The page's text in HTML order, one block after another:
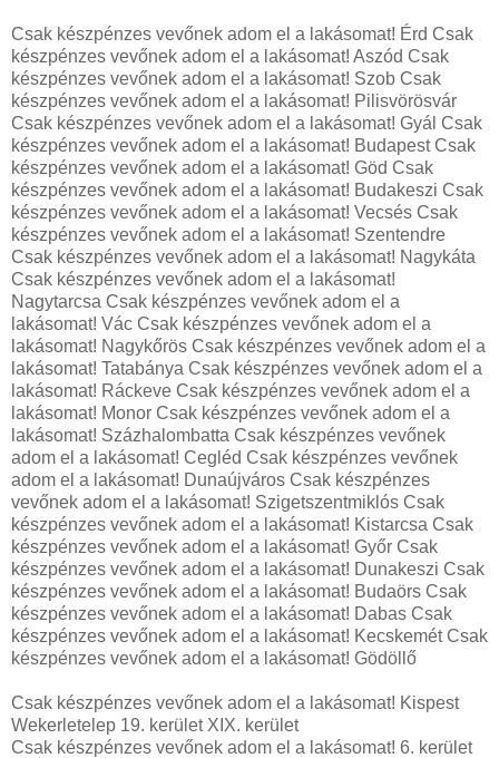
Csak készpénzes vevőnek adom el a lakásomat! Érd Csak
készpénzes vevőnek adom el a lakásomat! Aszód Csak
készpénzes vevőnek adom el a lakásomat! Szob Csak
készpénzes vevőnek adom el a lakásomat! Pilisvörösvár
Csak készpénzes vevőnek adom el a lakásomat! Gyál Csak
készpénzes vevőnek adom el a lakásomat! Budapest Csak
készpénzes vevőnek adom el a lakásomat! Göd Csak
készpénzes vevőnek adom el a lakásomat! Budakeszi Csak
készpénzes vevőnek adom el a lakásomat! Vecsés Csak
készpénzes vevőnek adom el a lakásomat! Szentendre
Csak készpénzes vevőnek adom el a lakásomat! Nagykáta
Csak készpénzes vevőnek adom el a lakásomat!
Nagytarcsa Csak készpénzes vevőnek adom el a
lakásomat! Vác Csak készpénzes vevőnek adom el a
lakásomat! Nagykőrös Csak készpénzes vevőnek adom el a
lakásomat! Tatabánya Csak készpénzes vevőnek adom el a
lakásomat! Ráckeve Csak készpénzes vevőnek adom el a
lakásomat! Monor Csak készpénzes vevőnek adom el a
lakásomat! Százhalombatta Csak készpénzes vevőnek
adom el a lakásomat! Cegléd Csak készpénzes vevőnek
adom el a lakásomat! Dunaújváros Csak készpénzes
vevőnek adom el a lakásomat! Szigetszentmiklós Csak
készpénzes vevőnek adom el a lakásomat! Kistarcsa Csak
készpénzes vevőnek adom el a lakásomat! Győr Csak
készpénzes vevőnek adom el a lakásomat! Dunakeszi Csak
készpénzes vevőnek adom el a lakásomat! Budaörs Csak
készpénzes vevőnek adom el a lakásomat! Dabas Csak
készpénzes vevőnek adom el a lakásomat! Kecskemét Csak
készpénzes vevőnek adom el a lakásomat! Gödöllő
Csak készpénzes vevőnek adom el a lakásomat! Kispest
Wekerletelep 19. kerület XIX. kerület
Csak készpénzes vevőnek adom el a lakásomat! 6. kerület